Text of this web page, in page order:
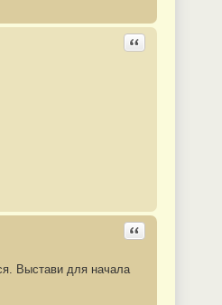
Ответить с
Ответить с
Выстави для начала